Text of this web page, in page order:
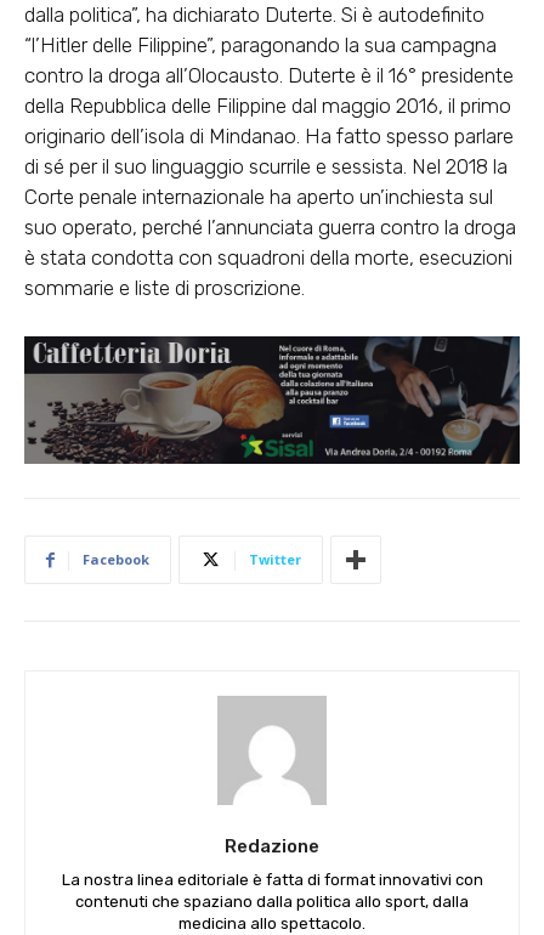
dalla politica”, ha dichiarato Duterte. Si è autodefinito
“l’Hitler delle Filippine”, paragonando la sua campagna
contro la droga all’Olocausto. Duterte è il 16° presidente
della Repubblica delle Filippine dal maggio 2016, il primo
originario dell’isola di Mindanao. Ha fatto spesso parlare
di sé per il suo linguaggio scurrile e sessista. Nel 2018 la
Corte penale internazionale ha aperto un’inchiesta sul
suo operato, perché l’annunciata guerra contro la droga
è stata condotta con squadroni della morte, esecuzioni
sommarie e liste di proscrizione.
Facebook Twitter
Redazione
La nostra linea editoriale è fatta di format innovativi con
contenuti che spaziano dalla politica allo sport, dalla
medicina allo spettacolo.